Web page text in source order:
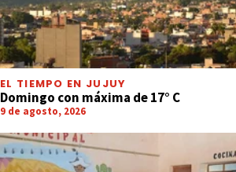
EL TIEMPO EN JUJUY
Domingo con máxima de 17° C
9 de agosto, 2026